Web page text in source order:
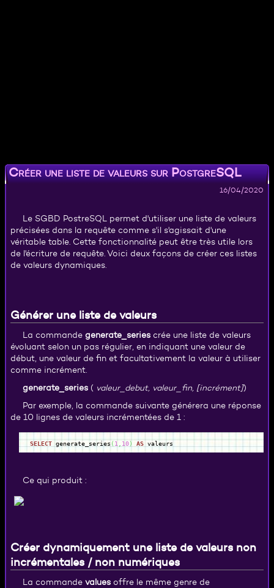
Créer une liste de valeurs sur PostgreSQL
16/04/2020
Le SGBD PostreSQL permet d'utiliser une liste de valeurs
précisées dans la requête comme s'il s'agissait d'une
véritable table. Cette fonctionnalité peut être très utile lors
de l'écriture de requête. Voici deux façons de créer ces listes
de valeurs dynamiques.
Générer une liste de valeurs
La commande generate_series crée une liste de valeurs
évoluant selon un pas régulier, en indiquant une valeur de
début, une valeur de fin et facultativement la valeur à utiliser
comme incrément.
generate_series ( valeur_debut, valeur_fin, [incrément])
Par exemple, la commande suivante générera une réponse
de 10 lignes de valeurs incrémentées de 1 :
SELECT generate_series ( 1 10) AS valeurs
Ce qui produit :
Créer dynamiquement une liste de valeurs non
incrémentales / non numériques
La commande values offre le même genre de